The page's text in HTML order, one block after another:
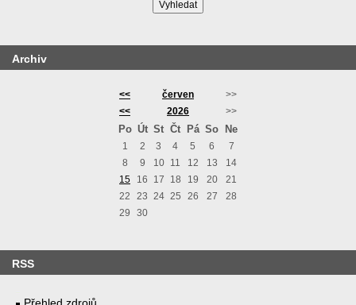
Archiv
<< červen
>>
<<
2026 >>
Po Út St Čt Pá So Ne
1 2 3 4 5 6
7
8
9 10 11 12 13
14
15
16 17 18 19 20
21
22
23 24 25 26 27
28
29
30
RSS